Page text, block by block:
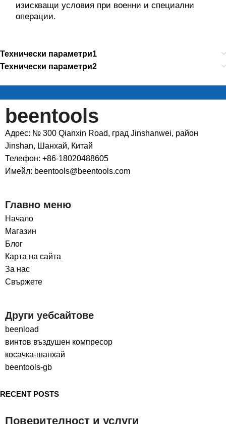
изискващи условия при военни и специални
операции.
Технически параметри1
Технически параметри2
beentools
Адрес: № 300 Qianxin Road, град Jinshanwei, район
Jinshan, Шанхай, Китай
Телефон: +86-18020488605
Имейл: beentools@beentools.com
Главно меню
Начало
Магазин
Блог
Карта на сайта
За нас
Свържете
Други уебсайтове
beenload
винтов въздушен компресор
косачка-шанхай
beentools-gb
RECENT POSTS
Поверителност и услуги